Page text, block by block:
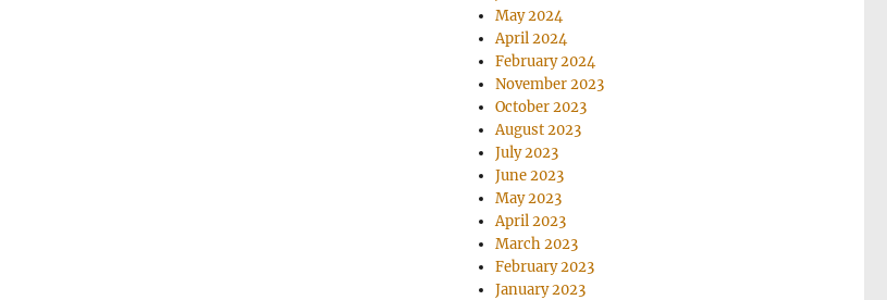
May 2024
April 2024
February 2024
November 2023
October 2023
August 2023
July 2023
June 2023
May 2023
April 2023
March 2023
February 2023
January 2023